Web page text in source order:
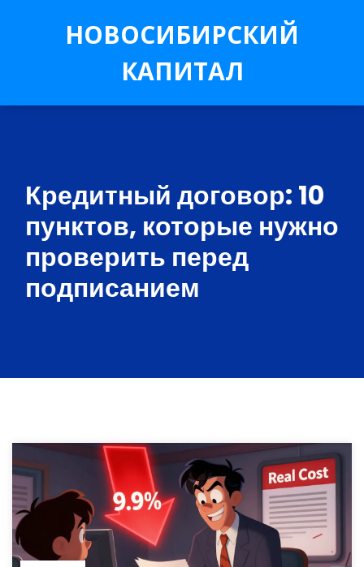
НОВОСИБИРСКИЙ
КАПИТАЛ
Кредитный договор: 10
пунктов, которые нужно
проверить перед
подписанием